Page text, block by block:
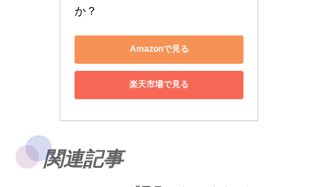
か？
Amazonで見る
楽天市場で見る
関連記事